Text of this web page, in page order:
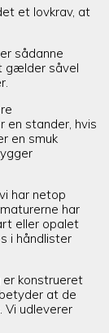
et lovkrav, at
sådanne
gælder såvel
en stander, hvis
en smuk
har netop
har
eller opalet
i håndlister
er konstrueret
at de
Vi udleverer